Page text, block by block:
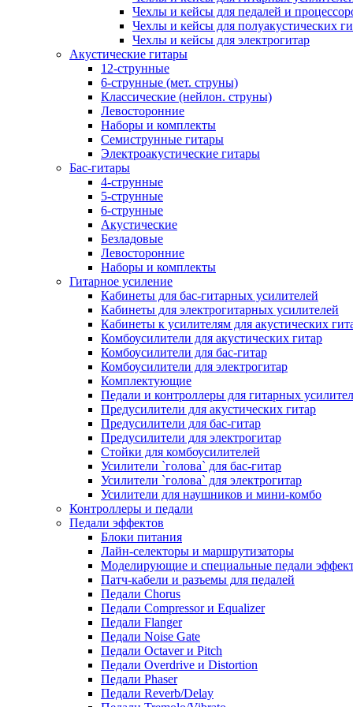
Чехлы и кейсы для педалей и
Чехлы и кейсы для полуакустических
Чехлы и кейсы для электрогитар
Акустические гитары
12-струнные
6-струнные (мет. струны)
Классические (нейлон. струны)
Левосторонние
Наборы и комплекты
Семиструнные гитары
Электроакустические гитары
Бас-гитары
4-струнные
5-струнные
6-струнные
Акустические
Безладовые
Левосторонние
Наборы и комплекты
Гитарное усиление
Кабинеты для бас-гитарных усилителей
Кабинеты для электрогитарных усилителей
Кабинеты к усилителям для акустических
Комбоусилители для акустических гитар
Комбоусилители для бас-гитар
Комбоусилители для электрогитар
Комплектующие
Педали и контроллеры для гитарных
Предусилители для акустических гитар
Предусилители для бас-гитар
Предусилители для электрогитар
Стойки для комбоусилителей
Усилители `голова` для бас-гитар
Усилители `голова` для электрогитар
Усилители для наушников и мини-комбо
Контроллеры и педали
Педали эффектов
Блоки питания
Лайн-селекторы и маршрутизаторы
Моделирующие и специальные педали
Патч-кабели и разъемы для педалей
Педали Chorus
Педали Compressor и Equalizer
Педали Flanger
Педали Noise Gate
Педали Octaver и Pitch
Педали Overdrive и Distortion
Педали Phaser
Педали Reverb/Delay